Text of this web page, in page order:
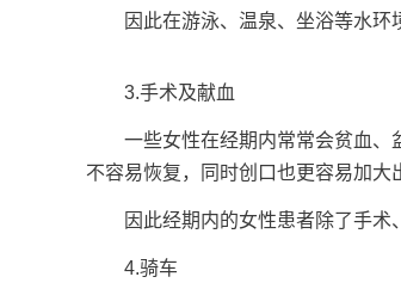
因此在游泳、温泉、坐浴等水环境
3.手术及献血
一些女性在经期内常常会贫血、
不容易恢复，同时创口也更容易加大
因此经期内的女性患者除了手术、
4.骑车